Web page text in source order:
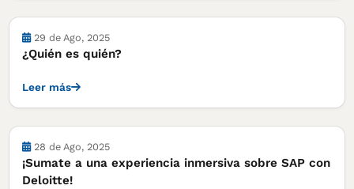
29 de Ago, 2025
¿Quién es quién?
Leer más
28 de Ago, 2025
¡Sumate a una experiencia inmersiva sobre SAP con
Deloitte!